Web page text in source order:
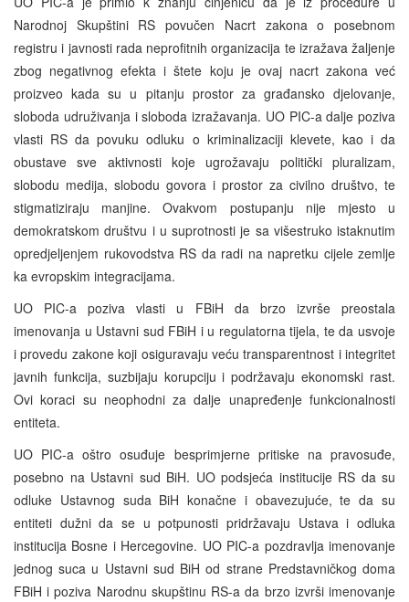
Narodnoj Skupštini RS povučen Nacrt zakona o posebnom
registru i javnosti rada neprofitnih organizacija te izražava žaljenje
zbog negativnog efekta i štete koju je ovaj nacrt zakona već
proizveo kada su u pitanju prostor za građansko djelovanje,
sloboda udruživanja i sloboda izražavanja. UO PIC-a dalje poziva
vlasti RS da povuku odluku o kriminalizaciji klevete, kao i da
obustave sve aktivnosti koje ugrožavaju politički pluralizam,
slobodu medija, slobodu govora i prostor za civilno društvo, te
stigmatiziraju manjine. Ovakvom postupanju nije mjesto u
demokratskom društvu i u suprotnosti je sa višestruko istaknutim
opredjeljenjem rukovodstva RS da radi na napretku cijele zemlje
ka evropskim integracijama.
UO PIC-a poziva vlasti u FBiH da brzo izvrše preostala
imenovanja u Ustavni sud FBiH i u regulatorna tijela, te da usvoje
i provedu zakone koji osiguravaju veću transparentnost i integritet
javnih funkcija, suzbijaju korupciju i podržavaju ekonomski rast.
Ovi koraci su neophodni za dalje unapređenje funkcionalnosti
entiteta.
UO PIC-a oštro osuđuje besprimjerne pritiske na pravosuđe,
posebno na Ustavni sud BiH. UO podsjeća institucije RS da su
odluke Ustavnog suda BiH konačne i obavezujuće, te da su
entiteti dužni da se u potpunosti pridržavaju Ustava i odluka
institucija Bosne i Hercegovine. UO PIC-a pozdravlja imenovanje
jednog suca u Ustavni sud BiH od strane Predstavničkog doma
FBiH i poziva Narodnu skupštinu RS-a da brzo izvrši imenovanje